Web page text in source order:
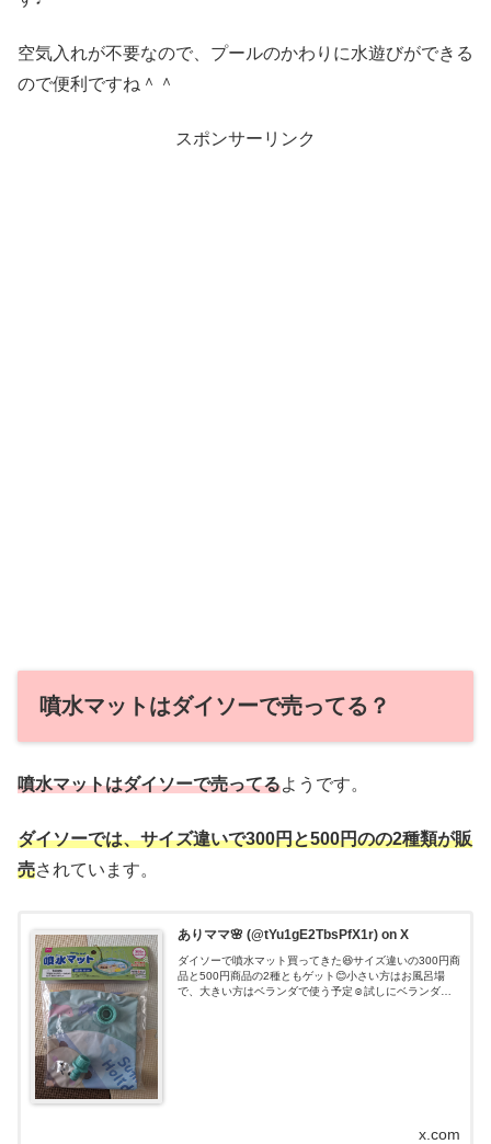
空気入れが不要なので、プールのかわりに水遊びができる
ので便利ですね＾＾
スポンサーリンク
噴水マットはダイソーで売ってる？
噴水マットはダイソーで売ってるようです。
ダイソーでは、サイズ違いで300円と500円のの2種類が販
売されています。
ありママ🌸 (@tYu1gE2TbsPfX1r) on X
ダイソーで噴水マット買ってきた😆サイズ違いの300円商
品と500円商品の2種ともゲット😊小さい方はお風呂場
で、大きい方はベランダで使う予定☺️試しにベランダで
x.com